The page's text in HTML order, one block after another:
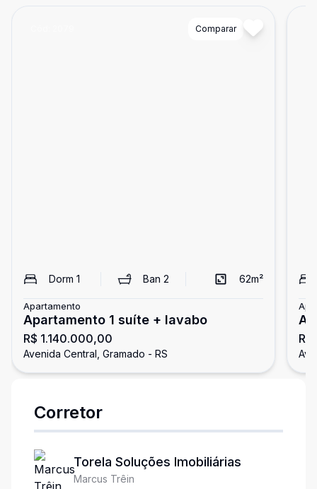
Comparar
Dorm 1 Ban2 62m²
Apartamento
Apartamento 1 suíte + lavabo
R$ 1.140.000,00
Avenida Central, Gramado - RS
R$
Corretor
Torela Soluções Imobiliárias
Marcus Trêin